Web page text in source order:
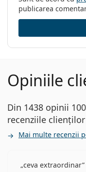
în cutie:
6
Altele
publicarea
Opiniile
Din 1438 opinii
recenziile
Mai multe recenzii
ceva extraordinar